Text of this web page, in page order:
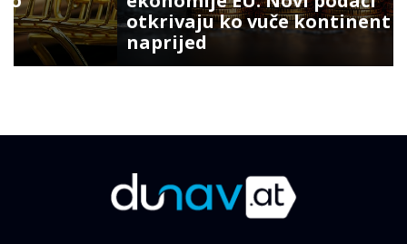
otkrivaju ko vuče kontinent
naprijed